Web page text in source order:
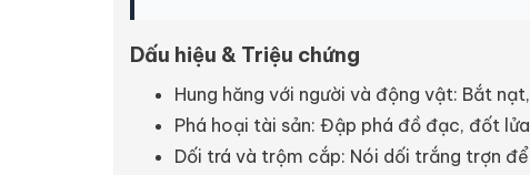
Dấu hiệu & Triệu chứng
Hung hăng với người và động vật: Bắt
Phá hoại tài sản: Đập phá đồ đạc, đốt
Dối trá và trộm cắp: Nói dối trắng trợn